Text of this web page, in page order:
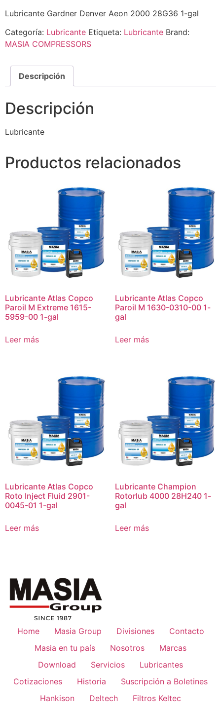
Lubricante Gardner Denver Aeon 2000 28G36 1-gal
Categoría: Lubricante Etiqueta: Lubricante Brand:
MASIA COMPRESSORS
Descripción
Descripción
Lubricante
Productos relacionados
Lubricante Atlas Copco
Paroil M Extreme 1615-
5959-00 1-gal
Leer más
Lubricante Atlas Copco
Paroil M 1630-0310-00 1-
gal
Leer más
Lubricante Atlas Copco
Roto Inject Fluid 2901-
0045-01 1-gal
Leer más
Lubricante Champion
Rotorlub 4000 28H240 1-
gal
Leer más
Home Masia Group Divisiones
Contacto
Masia en tu país
Nosotros
Marcas
Download
Servicios
Lubricantes
Cotizaciones
Historia
Suscripción a Boletines
Hankison
Deltech
Filtros Keltec